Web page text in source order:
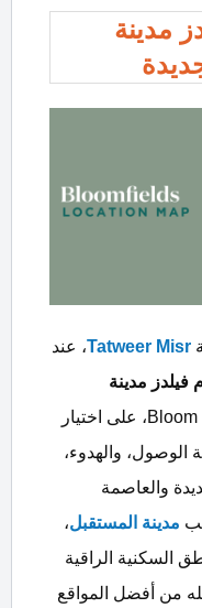
مدينة
Tatweer Misr، عند
فيلدز مدينة
Bloom Fields Mostakbal City، على اختيار
الوصول، والهدوء،
والعاصمة
مدينة المستقبل،
السكنية الراقية
من أفضل المواقع